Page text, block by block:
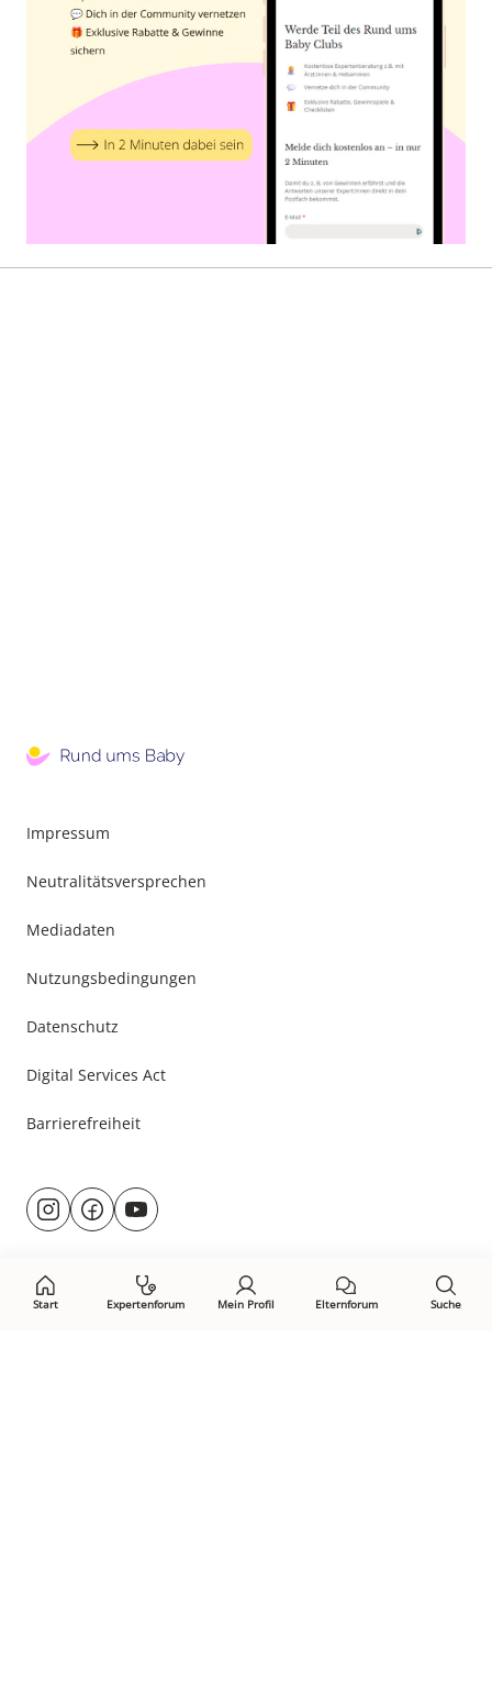
Start Expertenforum Mein Profil Elternforum Suche
Impressum
Neutralitätsversprechen
Mediadaten
Nutzungsbedingungen
Datenschutz
Digital Services Act
Barrierefreiheit
Besuche
uns@rund.ums.baby
facebook.com/rundumsbaby.de
youtube.com/@rundumsbaby_